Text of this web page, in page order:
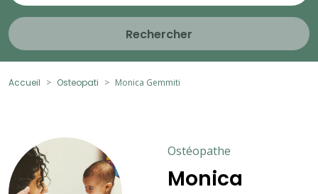
Rechercher
Accueil Osteopati Monica Gemmiti
Ostéopathe
Monica